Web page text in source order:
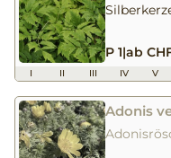
P 1|ab CHF
I II III IV V
Adonis